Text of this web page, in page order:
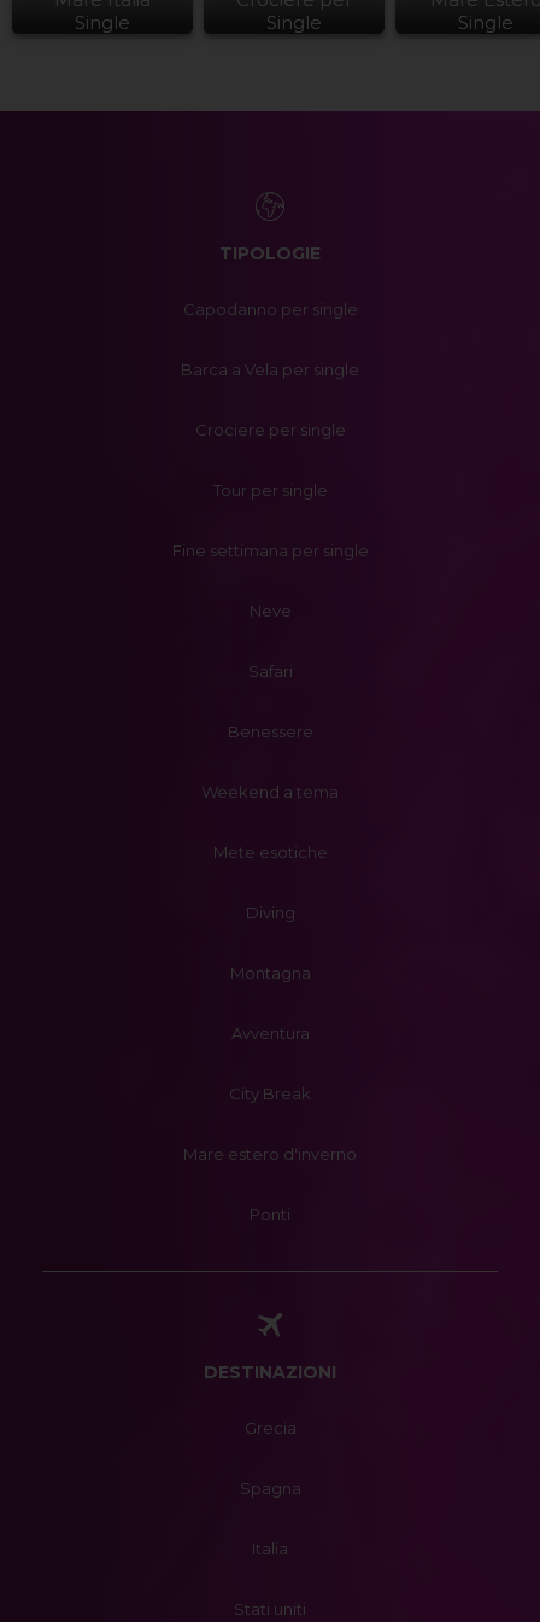
Single
Single
Single
TIPOLOGIE
Capodanno per single
Barca a Vela per single
Crociere per single
Tour per single
Fine settimana per single
Neve
Safari
Benessere
Weekend a tema
Mete esotiche
Diving
Montagna
Avventura
City Break
Mare estero d'inverno
Ponti
DESTINAZIONI
Grecia
Spagna
Italia
Stati uniti